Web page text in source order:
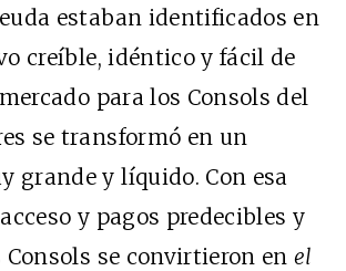
estaban identificados en
creíble, idéntico y fácil de
para los Consols del
se transformó en un
grande y líquido. Con esa
y pagos predecibles y
Consols se convirtieron enel